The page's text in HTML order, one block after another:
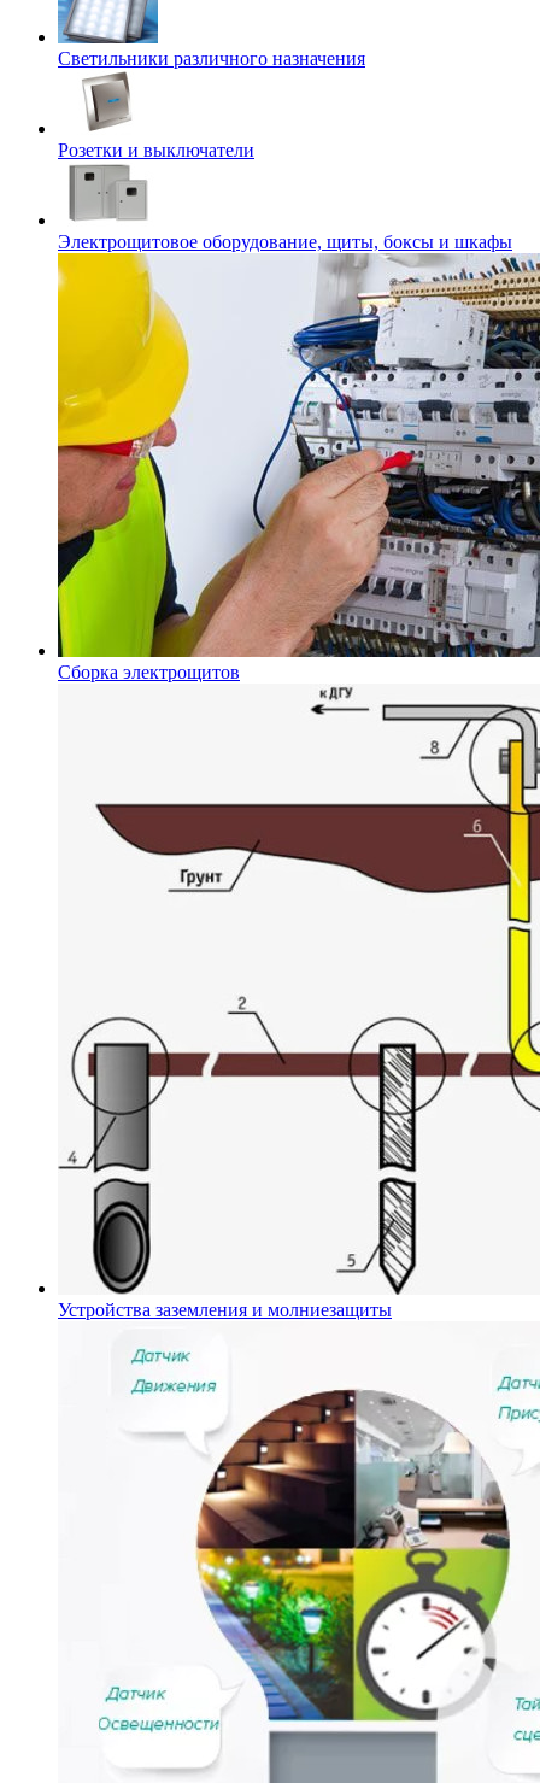
Светильники различного назначения
Розетки и выключатели
Электрощитовое оборудование, щиты, боксы и шкафы
Сборка электрощитов
Устройства заземления и молниезащиты